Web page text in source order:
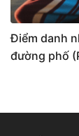
Điểm danh
đường phố